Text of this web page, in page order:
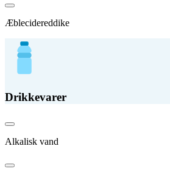
Æblecidereddike
Drikkevarer
Alkalisk vand